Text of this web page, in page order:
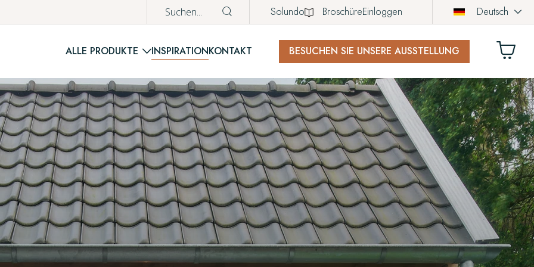
Solundo BroschüreEinloggen Deutsch
ALLE PRODUKTE INSPIRATIONKONTAKT BESUCHEN SIE UNSERE AUSSTELLUNG
WARENKORB
Es befinden sich noch keine Produkte in Ihrem Warenkorb.